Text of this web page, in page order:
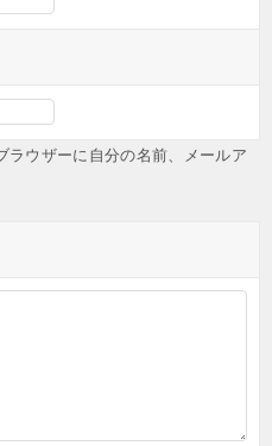
ラウザーに自分の名前、メールア